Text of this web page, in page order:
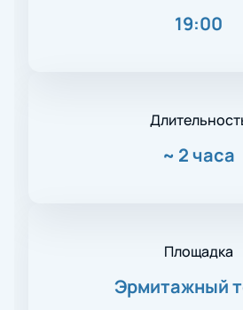
19:00
~ 2 часа
Площадка
Эрмитажный